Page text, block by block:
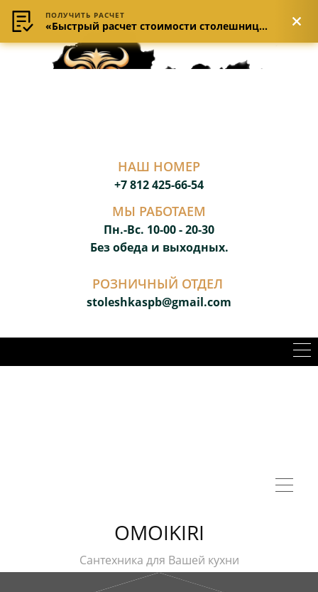
НАШ НОМЕР
+7 812 425-66-54
МЫ РАБОТАЕМ
Пн.-Вс. 10-00 - 20-30
Без обеда и выходных.
РОЗНИЧНЫЙ ОТДЕЛ
stoleshkaspb@gmail.com
OMOIKIRI
Сантехника для Вашей кухни
ПОЛУЧИТЬ РАСЧЕТ
«Быстрый расчет стоимости столешницы»